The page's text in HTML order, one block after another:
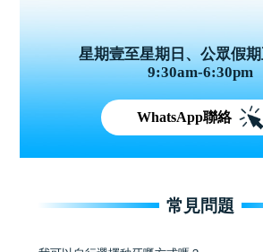
星期壹至星期日、公眾假
9:30am-6:30pm
WhatsApp聯絡
常見問題